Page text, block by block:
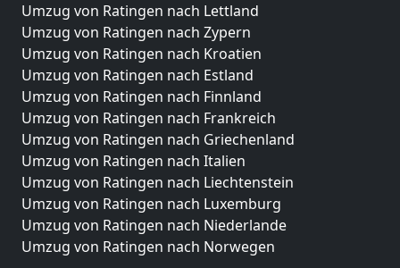
Umzug von Ratingen nach Lettland
Umzug von Ratingen nach Zypern
Umzug von Ratingen nach Kroatien
Umzug von Ratingen nach Estland
Umzug von Ratingen nach Finnland
Umzug von Ratingen nach Frankreich
Umzug von Ratingen nach Griechenland
Umzug von Ratingen nach Italien
Umzug von Ratingen nach Liechtenstein
Umzug von Ratingen nach Luxemburg
Umzug von Ratingen nach Niederlande
Umzug von Ratingen nach Norwegen